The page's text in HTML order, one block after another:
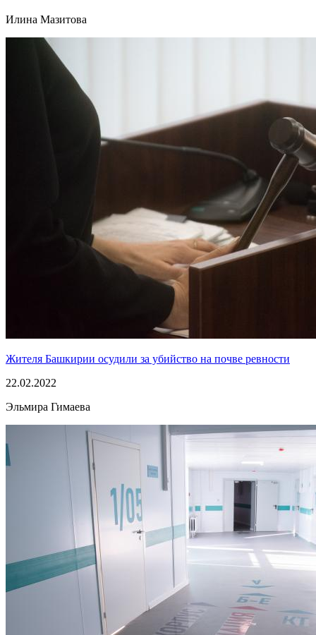
Илина Мазитова
Жителя Башкирии осудили за убийство на почве ревности
22.02.2022
Эльмира Гимаева